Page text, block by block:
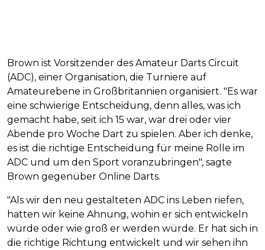
Brown ist Vorsitzender des Amateur Darts Circuit
(ADC), einer Organisation, die Turniere auf
Amateurebene in Großbritannien organisiert. "Es war
eine schwierige Entscheidung, denn alles, was ich
gemacht habe, seit ich 15 war, war drei oder vier
Abende pro Woche Dart zu spielen. Aber ich denke,
es ist die richtige Entscheidung für meine Rolle im
ADC und um den Sport voranzubringen", sagte
Brown gegenüber Online Darts.
"Als wir den neu gestalteten ADC ins Leben riefen,
hatten wir keine Ahnung, wohin er sich entwickeln
würde oder wie groß er werden würde. Er hat sich in
die richtige Richtung entwickelt und wir sehen ihn